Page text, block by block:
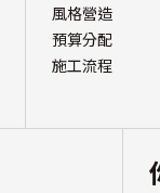
風格營造
預算分配
施工流程